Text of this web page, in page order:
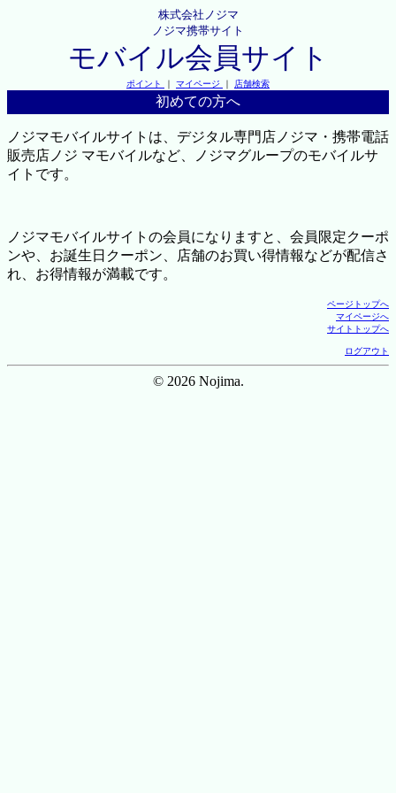
株式会社ノジマ
ノジマ携帯サイト
モバイル会員サイト
ポイント ｜ マイページ ｜ 店舗検索
初めての方へ
ノジマモバイルサイトは、デジタル専門店ノジマ・携帯電話
販売店ノジ マモバイルなど、ノジマグループのモバイルサ
イトです。
ノジマモバイルサイトの会員になりますと、会員限定クーポ
ンや、お誕生日クーポン、店舗のお買い得情報などが配信さ
れ、お得情報が満載です。
ページトップへ
マイページへ
サイトトップへ
ログアウト
© 2026 Nojima.